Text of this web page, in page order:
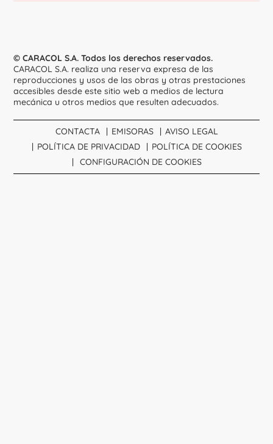
© CARACOL S.A. Todos los derechos reservados.
CARACOL S.A. realiza una reserva expresa de las
reproducciones y usos de las obras y otras prestaciones
accesibles desde este sitio web a medios de lectura
mecánica u otros medios que resulten adecuados.
CONTACTA EMISORAS
AVISO LEGAL
POLÍTICA DE PRIVACIDAD
POLÍTICA DE COOKIES
CONFIGURACIÓN DE COOKIES